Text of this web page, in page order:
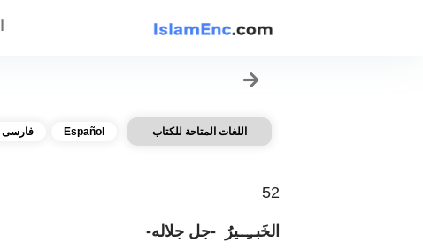
اللغات المتاحة للكتاب Español فارسی
52
الخَبــِــيرُ -جل جلاله-